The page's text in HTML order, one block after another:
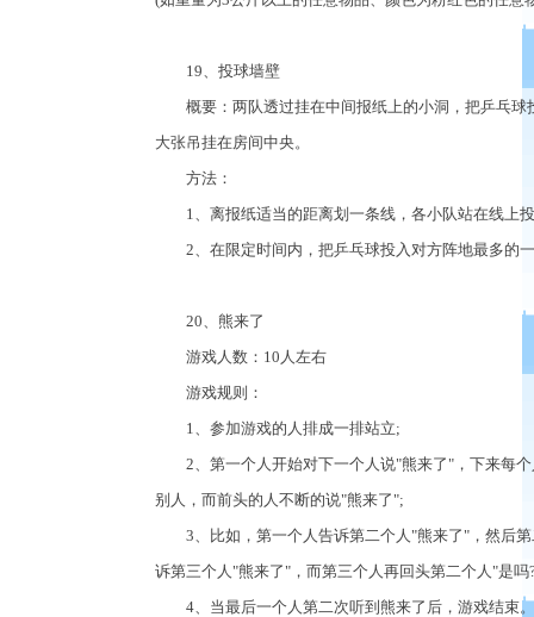
19、投球墙壁
概要：两队透过挂在中间报纸上的小洞，把乒乓球
大张吊挂在房间中央。
方法：
1、离报纸适当的距离划一条线，各小队站在线上
2、在限定时间内，把乒乓球投入对方阵地最多的
20、熊来了
游戏人数：10人左右
游戏规则：
1、参加游戏的人排成一排站立;
2、第一个人开始对下一个人说"熊来了"，下来每个
别人，而前头的人不断的说"熊来了";
3、比如，第一个人告诉第二个人"熊来了"，然后第
诉第三个人"熊来了"，而第三个人再回头第二个人"是
4、当最后一个人第二次听到熊来了后，游戏结束。